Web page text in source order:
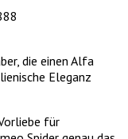
die einen Alfa
Eleganz
für